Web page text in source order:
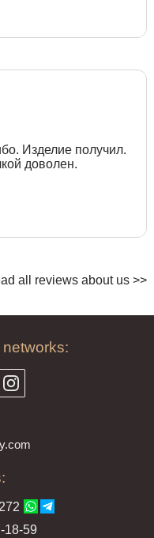
Изделие получил.
доволен.
all reviews about us >>
72
18-59